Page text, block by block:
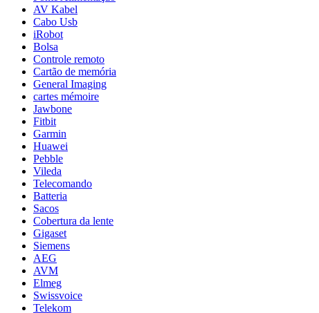
AV Kabel
Cabo Usb
iRobot
Bolsa
Controle remoto
Cartão de memória
General Imaging
cartes mémoire
Jawbone
Fitbit
Garmin
Huawei
Pebble
Vileda
Telecomando
Batteria
Sacos
Cobertura da lente
Gigaset
Siemens
AEG
AVM
Elmeg
Swissvoice
Telekom